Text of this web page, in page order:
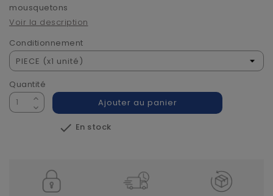
mousquetons
Voir la description
Conditionnement
Quantité
Ajouter au panier
 En stock